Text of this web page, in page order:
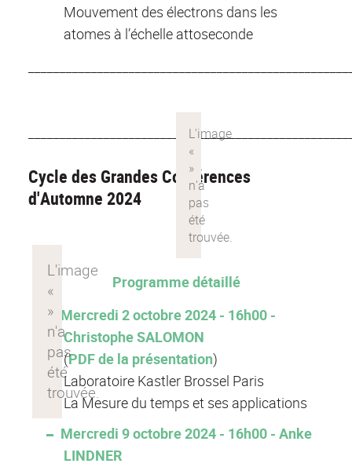
Mouvement des électrons dans les
atomes à l’échelle attoseconde
Cycle des Grandes Conférences
d'Automne 2024
Programme détaillé
Mercredi 2 octobre 2024 - 16h00 -
Christophe SALOMON
(PDF de la présentation)
Laboratoire Kastler Brossel Paris
La Mesure du temps et ses applications
Mercredi 9 octobre 2024 - 16h00 - Anke
LINDNER